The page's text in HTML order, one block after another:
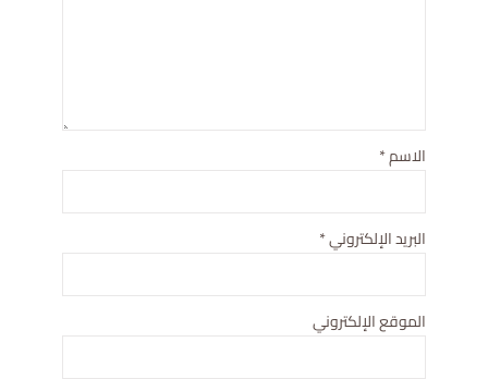
الاسم*
البريد الإلكتروني*
الموقع الإلكتروني